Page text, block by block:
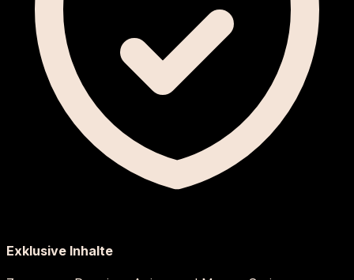
Exklusive Inhalte